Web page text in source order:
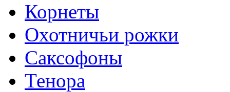
Корнеты
Охотничьи рожки
Саксофоны
Тенора